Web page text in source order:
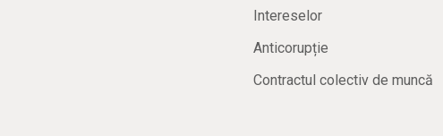
Intereselor
Anticorupție
Contractul colectiv de muncă